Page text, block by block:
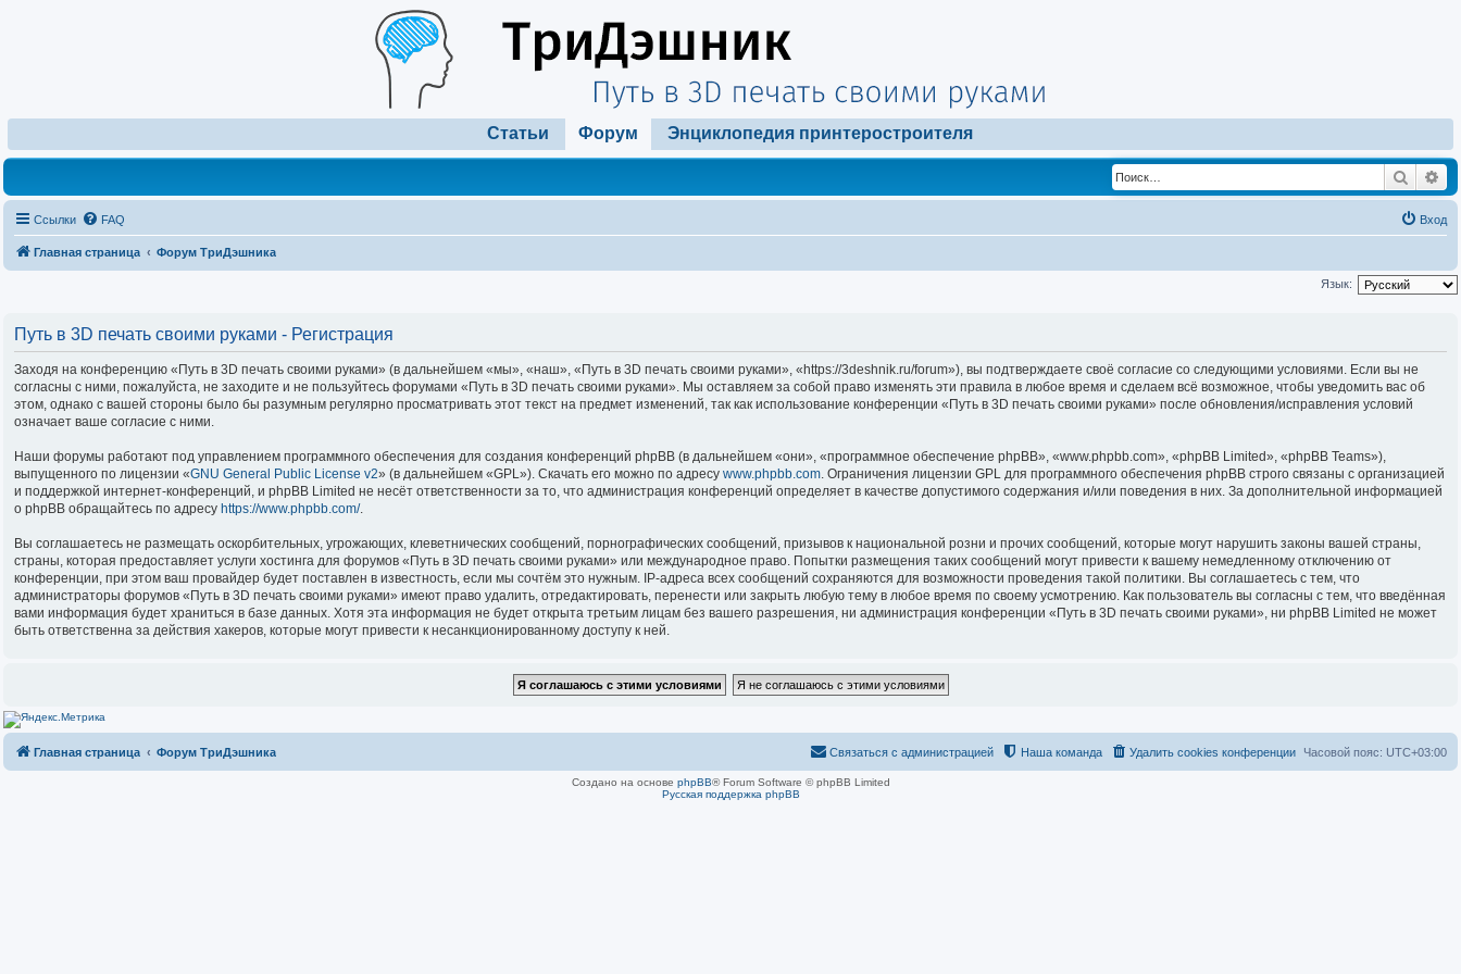
Статьи Форум Энциклопедия принтеростроителя
Поиск
Ссылки FAQ Вход
Главная страница Форум ТриДэшника
Язык:
Путь в 3D печать своими руками - Регистрация
Заходя на конференцию «Путь в 3D печать своими руками» (в дальнейшем «мы», «наш», «Путь в 3D печать своими руками», «https://3deshnik.ru/forum»), вы подтверждаете своё согласие со следующими условиями. Если вы не
согласны с ними, пожалуйста, не заходите и не пользуйтесь форумами «Путь в 3D печать своими руками». Мы оставляем за собой право изменять эти правила в любое время и сделаем всё возможное, чтобы уведомить вас об
этом, однако с вашей стороны было бы разумным регулярно просматривать этот текст на предмет изменений, так как использование конференции «Путь в 3D печать своими руками» после обновления/исправления условий
означает ваше согласие с ними.
Наши форумы работают под управлением программного обеспечения для создания конференций phpBB (в дальнейшем «они», «программное обеспечение phpBB», «www.phpbb.com», «phpBB Limited», «phpBB Teams»),
выпущенного по лицензии «GNU General Public License v2» (в дальнейшем «GPL»). Скачать его можно по адресу www.phpbb.com . Ограничения лицензии GPL для программного обеспечения phpBB строго связаны с организацией
и поддержкой интернет-конференций, и phpBB Limited не несёт ответственности за то, что администрация конференций определяет в качестве допустимого содержания и/или поведения в них. За дополнительной информацией
о phpBB обращайтесь по адресу https://www.phpbb.com/.
Вы соглашаетесь не размещать оскорбительных, угрожающих, клеветнических сообщений, порнографических сообщений, призывов к национальной розни и прочих сообщений, которые могут нарушить законы вашей страны,
страны, которая предоставляет услуги хостинга для форумов «Путь в 3D печать своими руками» или международное право. Попытки размещения таких сообщений могут привести к вашему немедленному отключению от
конференции, при этом ваш провайдер будет поставлен в известность, если мы сочтём это нужным. IP-адреса всех сообщений сохраняются для возможности проведения такой политики. Вы соглашаетесь с тем, что
администраторы форумов «Путь в 3D печать своими руками» имеют право удалить, отредактировать, перенести или закрыть любую тему в любое время по своему усмотрению. Как пользователь вы согласны с тем, что введённая
вами информация будет храниться в базе данных. Хотя эта информация не будет открыта третьим лицам без вашего разрешения, ни администрация конференции «Путь в 3D печать своими руками», ни phpBB Limited не может
быть ответственна за действия хакеров, которые могут привести к несанкционированному доступу к ней.
Главная страница Форум ТриДэшника Часовой пояс: UTC+03:00
Удалить cookies конференции
Наша команда
Связаться с администрацией
Создано на основе phpBB® Forum Software © phpBB Limited
Русская поддержка phpBB